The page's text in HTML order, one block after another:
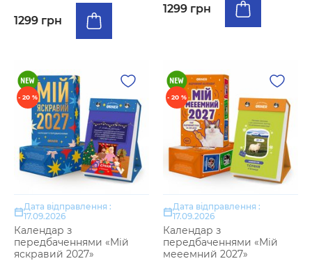
1299 грн
1299 грн
- 20 %
Дата відправлення :
17.09.2026
Календар з
передбаченнями «Мій
яскравий 2027»
- 20 %
Дата відправлення :
17.09.2026
Календар з
передбаченнями «Мій
мееемний 2027»